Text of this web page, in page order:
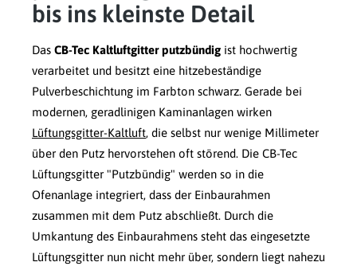
bis ins kleinste Detail
Das CB-Tec Kaltluftgitter putzbündig ist hochwertig
verarbeitet und besitzt eine hitzebeständige
Pulverbeschichtung im Farbton schwarz. Gerade bei
modernen, geradlinigen Kaminanlagen wirken
Lüftungsgitter-Kaltluft, die selbst nur wenige Millimeter
über den Putz hervorstehen oft störend. Die CB-Tec
Lüftungsgitter "Putzbündig" werden so in die
Ofenanlage integriert, dass der Einbaurahmen
zusammen mit dem Putz abschließt. Durch die
Umkantung des Einbaurahmens steht das eingesetzte
Lüftungsgitter nun nicht mehr über, sondern liegt nahezu